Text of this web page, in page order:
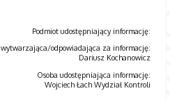
Podmiot udostępniający informację:
wytwarzająca/odpowiadająca za informację:
Dariusz Kochanowicz
Osoba udostępniająca informację:
Wojciech Łach Wydział Kontroli